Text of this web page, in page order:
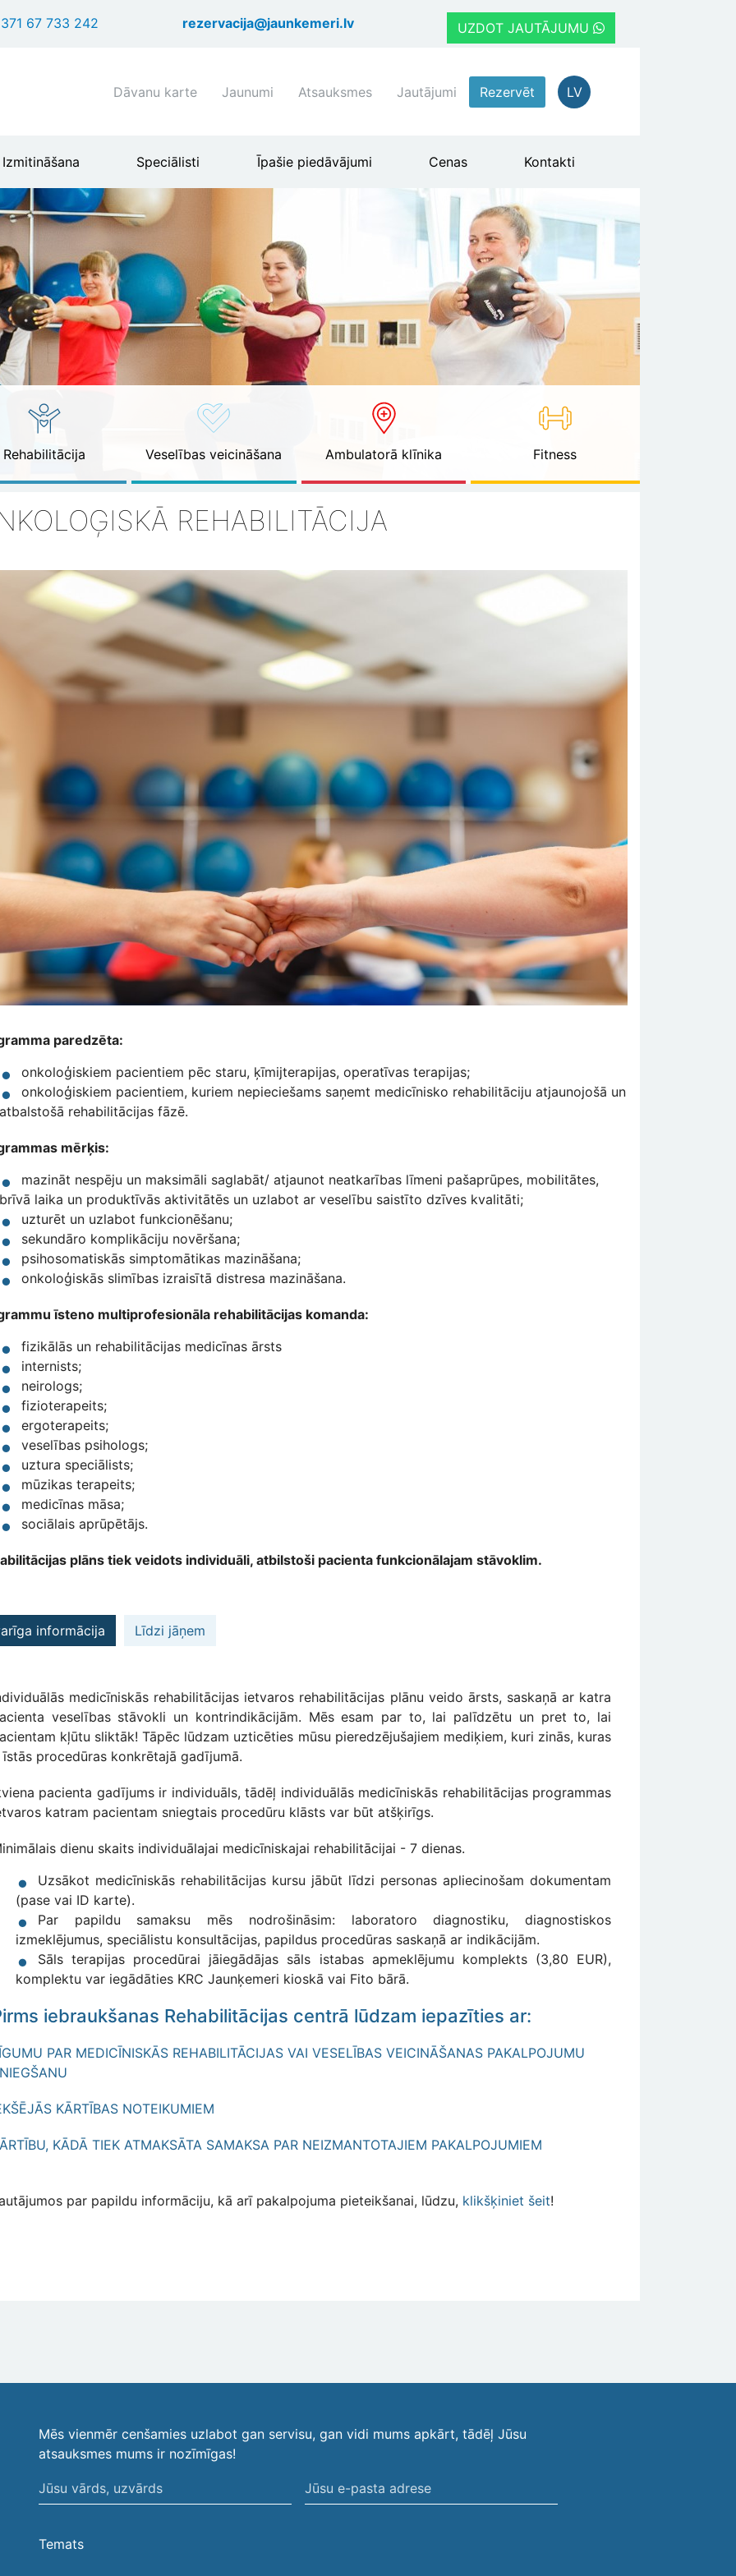
uz
67 733 242 rezervacija@jaunkemeri.lv UZDOT JAUTĀJUMU
Shortcuts
menu
Dāvanu karte Jaunumi Atsauksmes Jautājumi Rezervēt LV
Izmitināšana Speciālisti Īpašie piedāvājumi Cenas Kontakti
Rehabilitācija Veselības veicināšana Ambulatorā klīnika Fitness
REHABILITĀCIJA
paredzēta:
onkoloģiskiem pacientiem pēc staru, ķīmijterapijas, operatīvas terapijas;
onkoloģiskiem pacientiem, kuriem nepieciešams saņemt medicīnisko rehabilitāciju atjaunojošā un
atbalstošā rehabilitācijas fāzē.
mērķis:
mazināt nespēju un maksimāli saglabāt/ atjaunot neatkarības līmeni pašaprūpes, mobilitātes,
brīvā laika un produktīvās aktivitātēs un uzlabot ar veselību saistīto dzīves kvalitāti;
uzturēt un uzlabot funkcionēšanu;
sekundāro komplikāciju novēršana;
psihosomatiskās simptomātikas mazināšana;
onkoloģiskās slimības izraisītā distresa mazināšana.
īsteno multiprofesionāla rehabilitācijas komanda:
fizikālās un rehabilitācijas medicīnas ārsts
internists;
neirologs;
fizioterapeits;
ergoterapeits;
veselības psihologs;
uztura speciālists;
mūzikas terapeits;
medicīnas māsa;
sociālais aprūpētājs.
plāns tiek veidots individuāli, atbilstoši pacienta funkcionālajam stāvoklim.
informācija Līdzi jāņem
medicīniskās rehabilitācijas ietvaros rehabilitācijas plānu veido ārsts, saskaņā ar katra
veselības stāvokli un kontrindikācijām. Mēs esam par to, lai palīdzētu un pret to, lai
kļūtu sliktāk! Tāpēc lūdzam uzticēties mūsu pieredzējušajiem mediķiem, kuri zinās, kuras
īstās procedūras konkrētajā gadījumā.
pacienta gadījums ir individuāls, tādēļ individuālās medicīniskās rehabilitācijas programmas
katram pacientam sniegtais procedūru klāsts var būt atšķirīgs.
dienu skaits individuālajai medicīniskajai rehabilitācijai - 7 dienas.
Uzsākot medicīniskās rehabilitācijas kursu jābūt līdzi personas apliecinošam dokumentam
(pase vai ID karte).
Par papildu samaksu mēs nodrošināsim: laboratoro diagnostiku, diagnostiskos
izmeklējumus, speciālistu konsultācijas, papildus procedūras saskaņā ar indikācijām.
Sāls terapijas procedūrai jāiegādājas sāls istabas apmeklējumu komplekts (3,80 EUR),
komplektu var iegādāties KRC Jaunķemeri kioskā vai Fito bārā.
iebraukšanas Rehabilitācijas centrā lūdzam iepazīties ar:
PAR MEDICĪNISKĀS REHABILITĀCIJAS VAI VESELĪBAS VEICINĀŠANAS PAKALPOJUMU
KĀRTĪBAS NOTEIKUMIEM
KĀDĀ TIEK ATMAKSĀTA SAMAKSA PAR NEIZMANTOTAJIEM PAKALPOJUMIEM
par papildu informāciju, kā arī pakalpojuma pieteikšanai, lūdzu, klikšķiniet šeit!
Mēs vienmēr cenšamies uzlabot gan servisu, gan vidi mums apkārt, tādēļ Jūsu
atsauksmes mums ir nozīmīgas!
Jūsu
vārds,
Jūsu
e-
Temats